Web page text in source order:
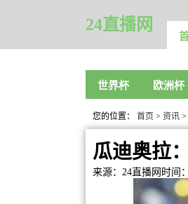
24直播网
世界杯 欧洲杯
您的位置： 首页 > 资讯 >
瓜迪奥拉
来源：24直播网 时间